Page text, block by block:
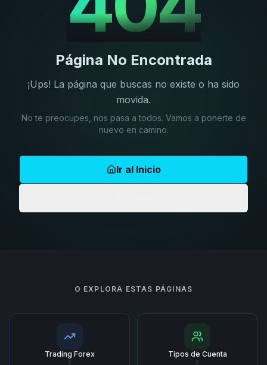
Página No Encontrada
¡Ups! La página que buscas no existe o ha sido
movida.
No te preocupes, nos pasa a todos. Vamos a ponerte de
nuevo en camino.
Ir al Inicio
O EXPLORA ESTAS PÁGINAS
Trading Forex Tipos de Cuenta